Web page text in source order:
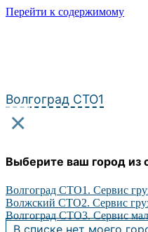
Перейти к содержимому
Волгоград СТО1
×
Выберите ваш город из
Волгоград СТО1. Сервис
Волжский СТО2. Сервис
Волгоград СТО3. Сервис
В списке нет моего